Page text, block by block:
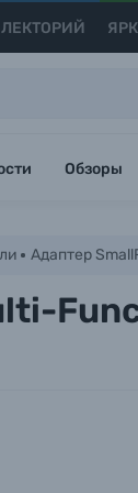
ЛЕКТОРИЙ
Обзоры
Адаптер